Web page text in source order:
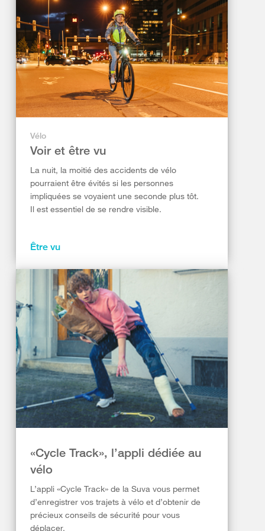
Vélo
Voir et être vu
La nuit, la moitié des accidents de vélo
pourraient être évités si les personnes
impliquées se voyaient une seconde plus tôt.
Il est essentiel de se rendre visible.
Être vu
«Cycle Track», l’appli dédiée au
vélo
L’appli «Cycle Track» de la Suva vous permet
d’enregistrer vos trajets à vélo et d’obtenir de
précieux conseils de sécurité pour vous
déplacer.